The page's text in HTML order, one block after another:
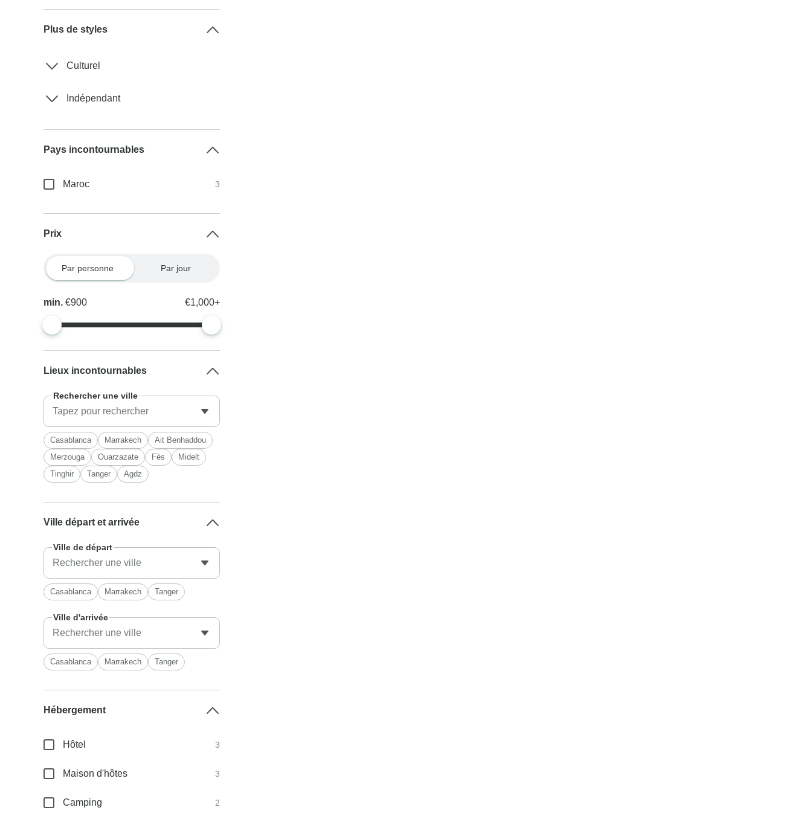
Plus de styles
Culturel
Indépendant
Pays incontournables
Maroc 3
Prix
Par personne Par jour
min.€900 €1,000+
Lieux incontournables
Rechercher une ville
Casablanca Marrakech
Ait Benhaddou
Merzouga
Ouarzazate Fès
Midelt
Tinghir
Tanger Agdz
Ville départ et arrivée
Ville de départ
Casablanca Marrakech Tanger
Ville d'arrivée
Casablanca Marrakech Tanger
Hébergement
Hôtel 3
Maison d'hôtes 3
Camping 2